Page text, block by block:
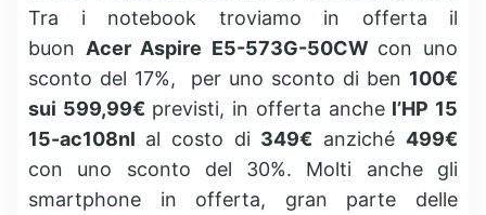
Tra i notebook troviamo in offerta il
buon Acer Aspire E5-573G-50CW con uno
sconto del 17%, per uno sconto di ben 100€
sui 599,99€ previsti, in offerta anche l’HP 15
15-ac108nl al costo di 349€ anziché 499€
con uno sconto del 30%. Molti anche gli
smartphone in offerta, gran parte delle